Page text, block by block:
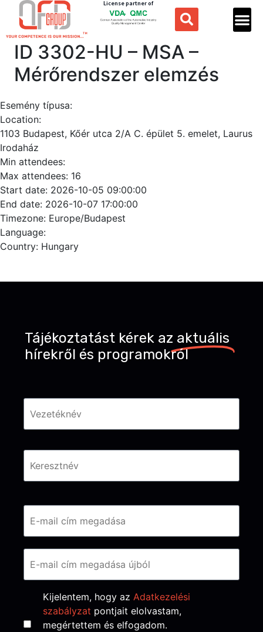
License partner of
ID 3302-HU – MSA –
Mérőrendszer elemzés
Esemény típusa:
Location:
1103 Budapest, Kőér utca 2/A C. épület 5. emelet, Laurus
Irodaház
Min attendees:
Max attendees: 16
Start date: 2026-10-05 09:00:00
End date: 2026-10-07 17:00:00
Timezone: Europe/Budapest
Language:
Country: Hungary
Tájékoztatást kérek az aktuális
hírekről és programokról
Név *
Email *
Consent *
Kijelentem, hogy az Adatkezelési
szabályzat pontjait elolvastam,
megértettem és elfogadom.